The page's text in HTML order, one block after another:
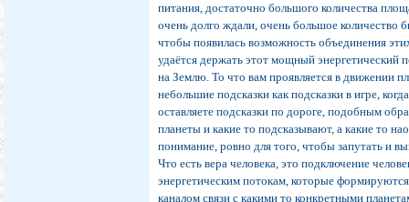
питания, достаточно большого количества
очень долго ждали, очень большое количество
чтобы появилась возможность объединения
удаётся держать этот мощный энергетический
на Землю. То что вам проявляется в движении
небольшие подсказки как подсказки в игре,
оставляете подсказки по дороге, подобным
планеты и какие то подсказывают, а какие то
понимание, ровно для того, чтобы запутать и
Что есть вера человека, это подключение
энергетическим потокам, которые
каналом связи с какими то конкретными